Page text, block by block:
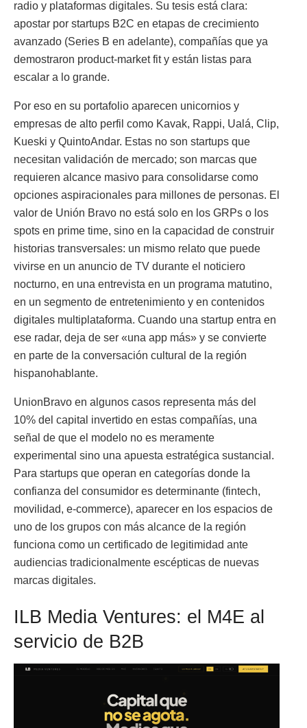
radio y plataformas digitales. Su tesis está clara:
apostar por startups B2C en etapas de crecimiento
avanzado (Series B en adelante), compañías que ya
demostraron product-market fit y están listas para
escalar a lo grande.
Por eso en su portafolio aparecen unicornios y
empresas de alto perfil como Kavak, Rappi, Ualá, Clip,
Kueski y QuintoAndar. Estas no son startups que
necesitan validación de mercado; son marcas que
requieren alcance masivo para consolidarse como
opciones aspiracionales para millones de personas. El
valor de Unión Bravo no está solo en los GRPs o los
spots en prime time, sino en la capacidad de construir
historias transversales: un mismo relato que puede
vivirse en un anuncio de TV durante el noticiero
nocturno, en una entrevista en un programa matutino,
en un segmento de entretenimiento y en contenidos
digitales multiplataforma. Cuando una startup entra en
ese radar, deja de ser «una app más» y se convierte
en parte de la conversación cultural de la región
hispanohablante.
UnionBravo en algunos casos representa más del
10% del capital invertido en estas compañías, una
señal de que el modelo no es meramente
experimental sino una apuesta estratégica sustancial.
Para startups que operan en categorías donde la
confianza del consumidor es determinante (fintech,
movilidad, e-commerce), aparecer en los espacios de
uno de los grupos con más alcance de la región
funciona como un certificado de legitimidad ante
audiencias tradicionalmente escépticas de nuevas
marcas digitales.
ILB Media Ventures: el M4E al
servicio de B2B